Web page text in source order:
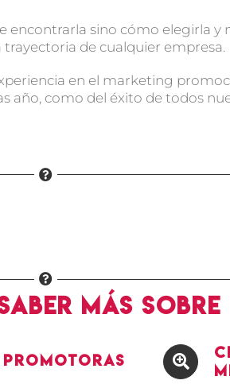
encontrarla sino cómo elegirla y
trayectoria de cualquier empresa.
en el marketing
año, como del éxito de todos
más sobre
Promotoras